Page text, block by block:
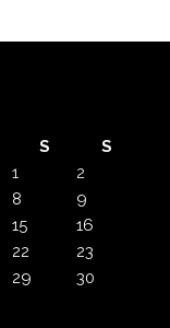
S
S
1
2
8
9
15
16
22
23
29
30